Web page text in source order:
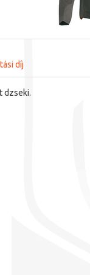
díj
dzseki.